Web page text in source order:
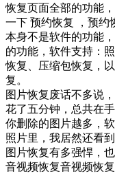
恢复页面全部的功能
一下 预约恢复 ，预约
本身不是软件的功能
的功能，软件支持：
恢复、压缩包恢复，
复。
图片恢复废话不多说
花了五分钟，总共在
你删除的图片越多，
照片里，我居然还看
图片恢复有多强悍，
音视频恢复音视频恢